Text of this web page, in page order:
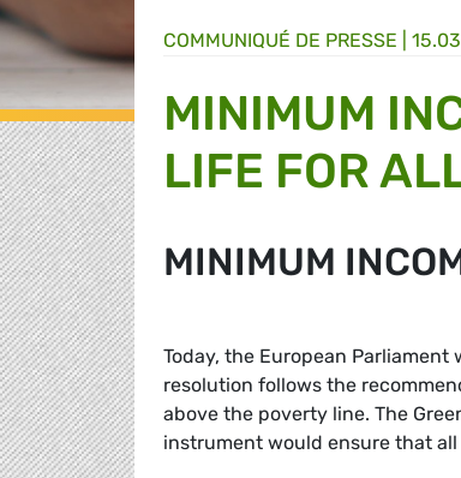
COMMUNIQUÉ DE PRESSE
MINIMUM
LIFE FOR
MINIMUM
Today, the European
resolution follows the
above the poverty line. The
instrument would ensure that